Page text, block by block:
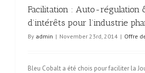
Facilitation : Auto-régulation
d’intérêts pour l’industrie
By admin | November 23rd, 2014 | Offre
Bleu Cobalt a été chois pour faciliter la